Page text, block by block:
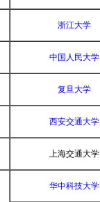
浙江大学
中国人民大学
复旦大学
西安交通大学
上海交通大学
华中科技大学